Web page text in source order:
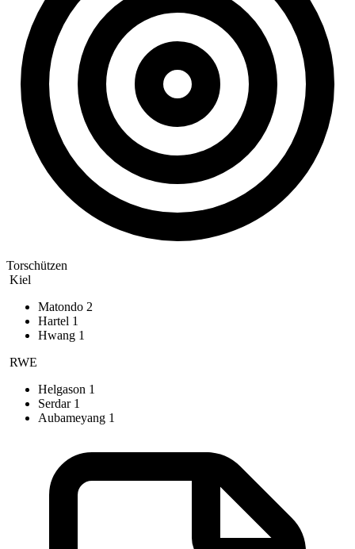
Torschützen
Kiel
Matondo 2
Hartel 1
Hwang 1
RWE
Helgason 1
Serdar 1
Aubameyang 1